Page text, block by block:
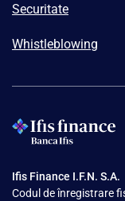
Securitate
Whistleblowing
Ifis Finance I.F.N. S.A.
Codul de înregistrare